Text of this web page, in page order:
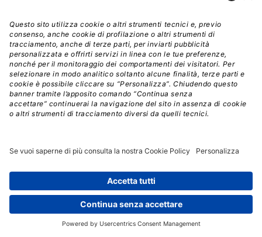
Sistemi antincendio Reti di idranti
cartaceo
39,00€
Efficienza nei lavori pubblici
58,00€
De terraemotu